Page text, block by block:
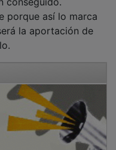
porque así lo marca
la aportación de